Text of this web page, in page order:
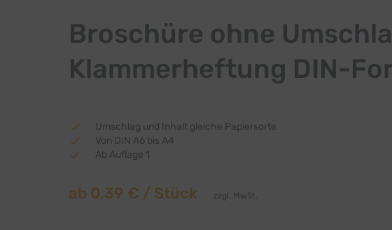
Broschüre ohne
Klammerheftung DIN-
Umschlag und Inhalt gleiche Papiersorte
Von DIN A6 bis A4
Ab Auflage 1
ab 0,39 € / Stück zzgl. MwSt.